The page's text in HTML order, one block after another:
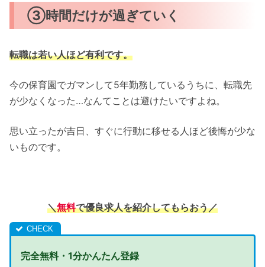
③時間だけが過ぎていく
転職は若い人ほど有利です。
今の保育園でガマンして5年勤務しているうちに、転職先
が少なくなった…なんてことは避けたいですよね。
思い立ったが吉日、すぐに行動に移せる人ほど後悔が少な
いものです。
＼無料で優良求人を紹介してもらおう／
完全無料・1分かんたん登録